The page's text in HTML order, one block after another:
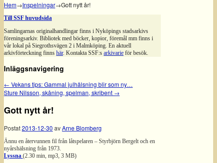
Hem→Inspelningar→Gott nytt år!
Till SSF huvudsida
Samlingarnas originalhandlingar finns i Nyköpings stadsarkivs
föreningsarkiv. Bibliotek med böcker, kopior, föremål mm finns i
vår lokal på Siegrothsvägen 2 i Malmköping. En aktuell
arkivförteckning finns här. Kontakta SSF:s arkivarie för besök.
Inläggsnavigering
← Vekans tips: Gammal julhälsning blir som ny…
Sture Nilsson, skåning, spelman, skribent →
Gott nytt år!
Postat2013-12-30 avArne Blomberg
Ännu en återvunnen fil från låtspelaren – Styrbjörn Bergelt och en
nyårshälsning från 1973.
Lyssna (2.30 min, mp3, 3 MB)